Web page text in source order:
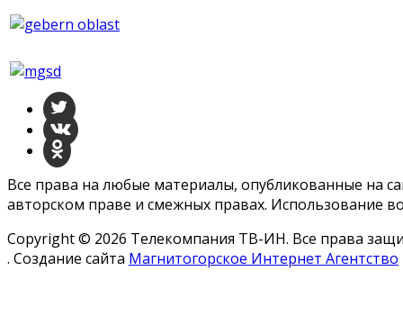
Все права на любые материалы, опубликованные на
авторском праве и смежных правах. Использование
Copyright © 2026 Телекомпания ТВ-ИН. Все права
. Создание сайта Магнитогорское Интернет Агентство